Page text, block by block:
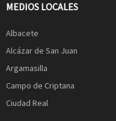
MEDIOS LOCALES
Albacete
Alcázar de San Juan
Argamasilla
Campo de Criptana
Ciudad Real